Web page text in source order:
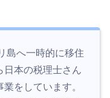
島へ一時的に移住
日本の税理士さん
をしています。